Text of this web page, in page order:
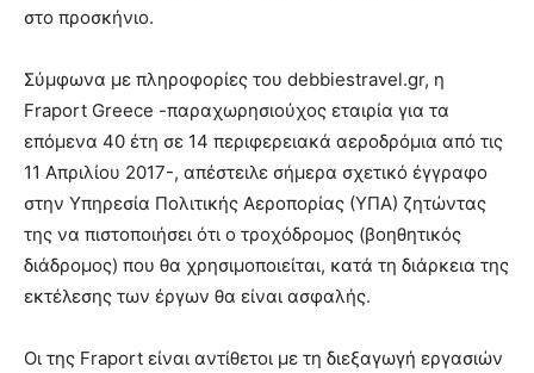
στο προσκήνιο.
Σύμφωνα με πληροφορίες του debbiestravel.gr, η
Fraport Greece -παραχωρησιούχος εταιρία για τα
επόμενα 40 έτη σε 14 περιφερειακά αεροδρόμια από τις
11 Απριλίου 2017-, απέστειλε σήμερα σχετικό έγγραφο
στην Υπηρεσία Πολιτικής Αεροπορίας (ΥΠΑ) ζητώντας
της να πιστοποιήσει ότι ο τροχόδρομος (βοηθητικός
διάδρομος) που θα χρησιμοποιείται, κατά τη διάρκεια της
εκτέλεσης των έργων θα είναι ασφαλής.
Οι της Fraport είναι αντίθετοι με τη διεξαγωγή εργασιών